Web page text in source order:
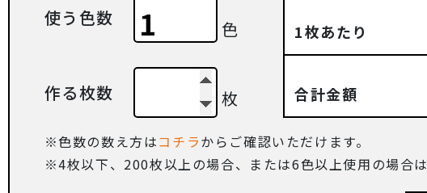
使う色数 色
作る枚数 枚
1枚あたり
合計金額
色数の数え方はコチラからご確認いただけます。
4枚以下、200枚以上の場合、または6色以上使用の場合は